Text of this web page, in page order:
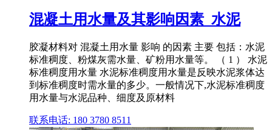
混凝土用水量及其影响因素_水泥
胶凝材料对 混凝土用水量 影响 的因素 主要 包括：水泥
标准稠度、粉煤灰需水量、矿粉用水量等。 （ 1 ） 水泥
标准稠度用水量 水泥标准稠度用水量是反映水泥浆体达
到标准稠度时需水量的多少。一般情况下,水泥标准稠度
用水量与水泥品种、细度及原材料
联系电话: 180 3780 8511